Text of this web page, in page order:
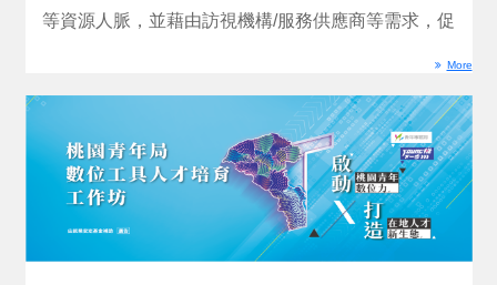
等資源人脈，並藉由訪視機構/服務供應商等需求，促
More